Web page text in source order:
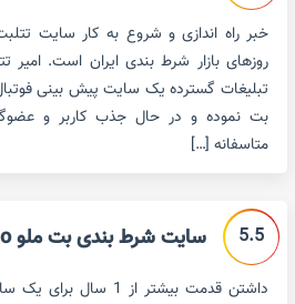
خبر راه اندازی و شروع به کار سایت
روزهای بازار شرط بندی ایران است. امیر
تبلیغات گسترده یک سایت پیش بینی فوتبال
بت نموده و در حال جذب کاربر و
متاسفانه […]
5.5 سایت شرط بندی بت ملو betmelo
داشتن قدمت بیشتر از 1